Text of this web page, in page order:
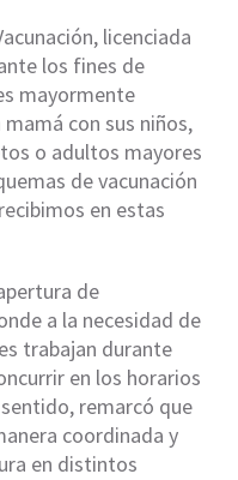
licenciada
los fines de
mayormente
con sus niños,
o adultos mayores
de vacunación
en estas
de
a la necesidad de
trabajan durante
en los horarios
remarcó que
coordinada y
en distintos